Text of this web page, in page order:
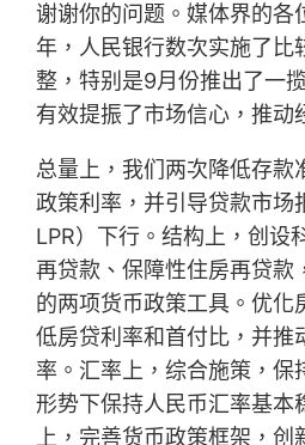
谢谢你的问题。媒体界的
年，人民银行数次实施了比
整，特别是9月份推出了一
有效提振了市场信心，推动
总量上，我们两次降低存款
政策利率，并引导贷款市场
LPR）下行。结构上，创设
再贷款、保障性住房再贷款
的两项货币政策工具。优化
低房贷利率和首付比，并推
率。汇率上，综合施策，保
形势下保持人民币汇率基本
上，完善货币政策框架，创